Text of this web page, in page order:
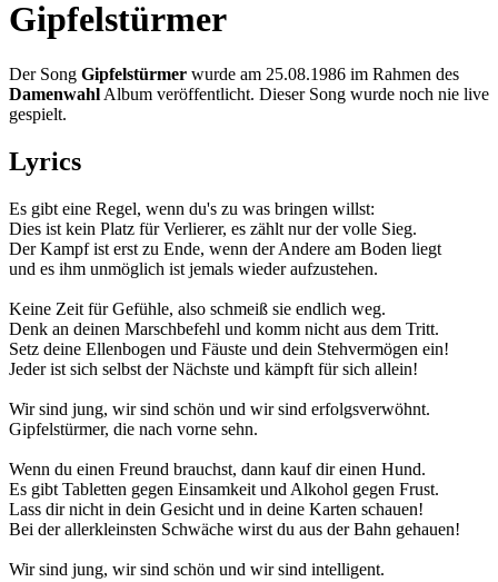
Gipfelstürmer
Der Song Gipfelstürmer wurde am 25.08.1986 im Rahmen des
Damenwahl Album veröffentlicht. Dieser Song wurde noch nie live
gespielt.
Lyrics
Es gibt eine Regel, wenn du's zu was bringen willst:
Dies ist kein Platz für Verlierer, es zählt nur der volle Sieg.
Der Kampf ist erst zu Ende, wenn der Andere am Boden liegt
und es ihm unmöglich ist jemals wieder aufzustehen.
Keine Zeit für Gefühle, also schmeiß sie endlich weg.
Denk an deinen Marschbefehl und komm nicht aus dem Tritt.
Setz deine Ellenbogen und Fäuste und dein Stehvermögen ein!
Jeder ist sich selbst der Nächste und kämpft für sich allein!
Wir sind jung, wir sind schön und wir sind erfolgsverwöhnt.
Gipfelstürmer, die nach vorne sehn.
Wenn du einen Freund brauchst, dann kauf dir einen Hund.
Es gibt Tabletten gegen Einsamkeit und Alkohol gegen Frust.
Lass dir nicht in dein Gesicht und in deine Karten schauen!
Bei der allerkleinsten Schwäche wirst du aus der Bahn gehauen!
Wir sind jung, wir sind schön und wir sind intelligent.